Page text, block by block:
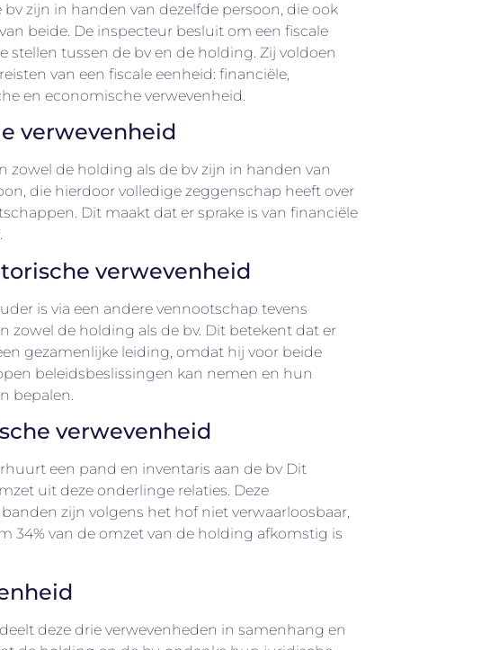
zijn in handen van dezelfde persoon, die ook
beide. De inspecteur besluit om een fiscale
stellen tussen de bv en de holding. Zij voldoen
van een fiscale eenheid: financiële,
en economische verwevenheid.
verwevenheid
zowel de holding als de bv zijn in handen van
die hierdoor volledige zeggenschap heeft over
Dit maakt dat er sprake is van financiële
verwevenheid
is via een andere vennootschap tevens
zowel de holding als de bv. Dit betekent dat er
gezamenlijke leiding, omdat hij voor beide
beleidsbeslissingen kan nemen en hun
bepalen.
verwevenheid
een pand en inventaris aan de bv Dit
uit deze onderlinge relaties. Deze
zijn volgens het hof niet verwaarloosbaar,
34% van de omzet van de holding afkomstig is
deze drie verwevenheden in samenhang en